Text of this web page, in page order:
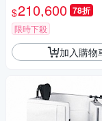
cm)
$210,600 78折
限時下殺
加入購物